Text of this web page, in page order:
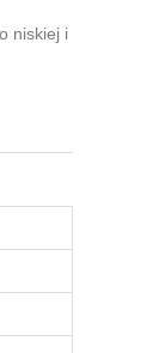
niskiej i